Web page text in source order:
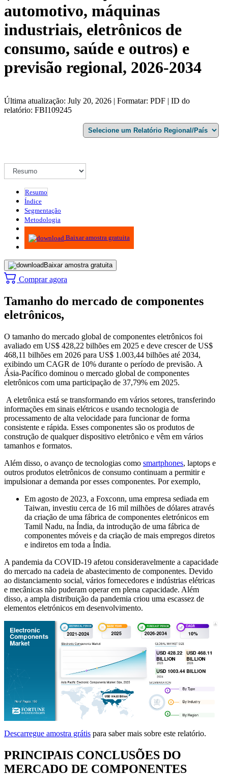
automotivo, máquinas
industriais, eletrônicos de
consumo, saúde e outros) e
previsão regional, 2026-2034
Última atualização: July 20, 2026 | Formatar: PDF | ID do
relatório: FBI109245
Resumo
Índice
Segmentação
Metodologia
Infográficos
Baixar amostra gratuita
Baixar amostra gratuita
Comprar agora
Tamanho do mercado de componentes
eletrônicos,
O tamanho do mercado global de componentes eletrônicos foi
avaliado em US$ 428,22 bilhões em 2025 e deve crescer de US$
468,11 bilhões em 2026 para US$ 1.003,44 bilhões até 2034,
exibindo um CAGR de 10% durante o período de previsão. A
Ásia-Pacífico dominou o mercado global de componentes
eletrônicos com uma participação de 37,79% em 2025.
A eletrônica está se transformando em vários setores, transferindo
informações em sinais elétricos e usando tecnologia de
processamento de alta velocidade para funcionar de forma
consistente e rápida. Esses componentes são os produtos de
construção de qualquer dispositivo eletrônico e vêm em vários
tamanhos e formatos.
Além disso, o avanço de tecnologias como smartphones, laptops e
outros produtos eletrônicos de consumo continuam a permitir e
impulsionar a demanda por esses componentes. Por exemplo,
Em agosto de 2023, a Foxconn, uma empresa sediada em
Taiwan, investiu cerca de 16 mil milhões de dólares através
da criação de uma fábrica de componentes eletrónicos em
Tamil Nadu, na Índia, da introdução de uma fábrica de
componentes móveis e da criação de mais empregos diretos
e indiretos em toda a Índia.
A pandemia da COVID-19 afetou consideravelmente a capacidade
do mercado na cadeia de abastecimento de componentes. Devido
ao distanciamento social, vários fornecedores e indústrias elétricas
e mecânicas não puderam operar em plena capacidade. Além
disso, a ampla distribuição da pandemia criou uma escassez de
elementos eletrónicos em desenvolvimento.
Descarregue amostra grátis para saber mais sobre este relatório.
PRINCIPAIS CONCLUSÕES DO
MERCADO DE COMPONENTES